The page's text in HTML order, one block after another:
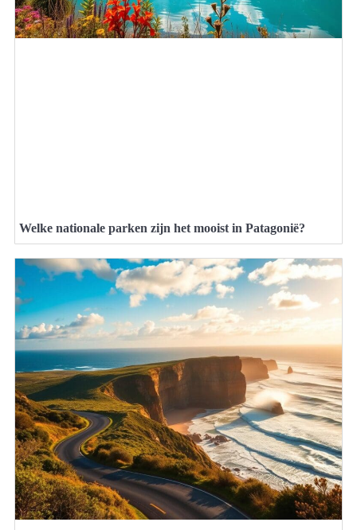
Welke nationale parken zijn het mooist in Patagonië?